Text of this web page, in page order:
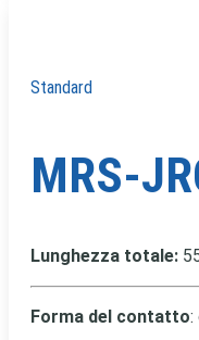
Standard
MRS-
Lunghezza totale:
Forma del contatto: